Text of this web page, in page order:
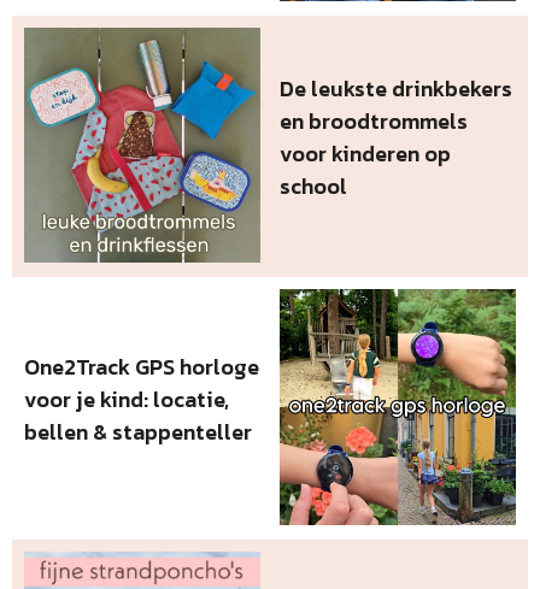
De leukste drinkbekers
en broodtrommels
voor kinderen op
school
One2Track GPS horloge
voor je kind: locatie,
bellen & stappenteller